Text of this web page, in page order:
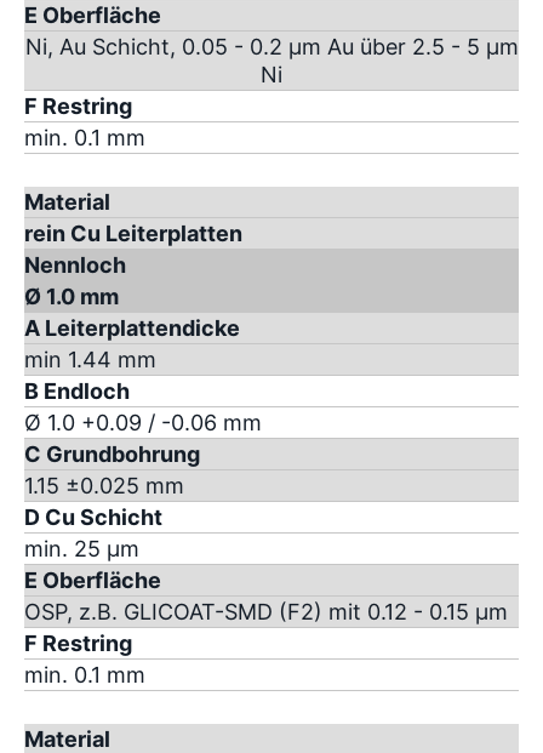
E Oberfläche
Ni, Au Schicht, 0.05 - 0.2 µm Au über 2.5 - 5 µm
Ni
F Restring
min. 0.1 mm
Material
rein Cu Leiterplatten
Nennloch
Ø 1.0 mm
A Leiterplattendicke
min 1.44 mm
B Endloch
Ø 1.0 +0.09 / -0.06 mm
C Grundbohrung
1.15 ±0.025 mm
D Cu Schicht
min. 25 µm
E Oberfläche
OSP, z.B. GLICOAT-SMD (F2) mit 0.12 - 0.15 µm
F Restring
min. 0.1 mm
Material